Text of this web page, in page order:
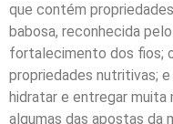
que contém
babosa, reconhecida
fortalecimento dos fios;
propriedades nutritivas;
hidratar e entregar muita
algumas das apostas da